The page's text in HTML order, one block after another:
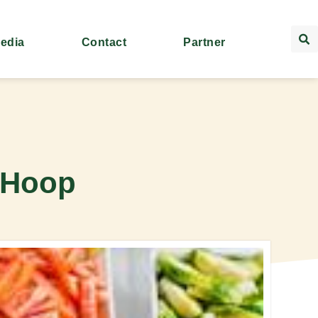
Contact Partner